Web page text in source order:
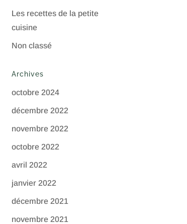
Les recettes de la petite
cuisine
Non classé
Archives
octobre 2024
décembre 2022
novembre 2022
octobre 2022
avril 2022
janvier 2022
décembre 2021
novembre 2021